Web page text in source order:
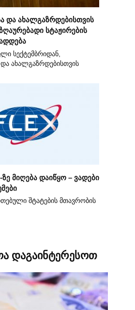
და ახალგაზრდებისთვის
სტაჟირების
სექტემბრიდან,
და ახალგაზრდებისთვის
ზე მიღება დაიწყო – ვადები
შტატების მთავრობის
დაგაინტერესოთ